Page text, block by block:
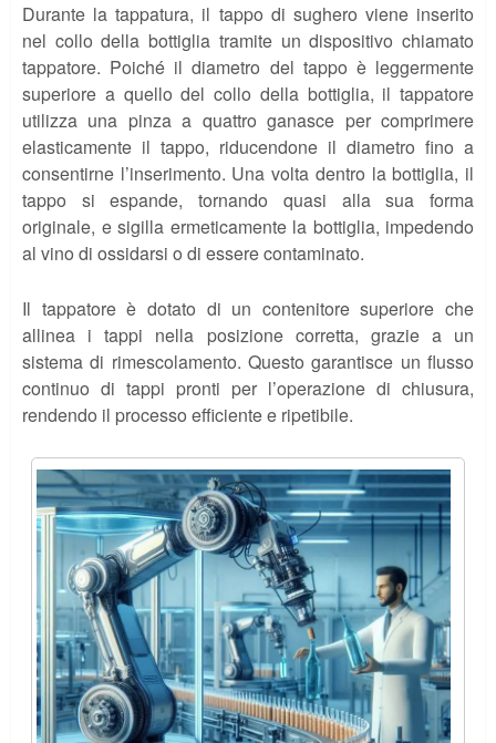
Durante la tappatura, il tappo di sughero viene inserito
nel collo della bottiglia tramite un dispositivo chiamato
tappatore. Poiché il diametro del tappo è leggermente
superiore a quello del collo della bottiglia, il tappatore
utilizza una pinza a quattro ganasce per comprimere
elasticamente il tappo, riducendone il diametro fino a
consentirne l’inserimento. Una volta dentro la bottiglia, il
tappo si espande, tornando quasi alla sua forma
originale, e sigilla ermeticamente la bottiglia, impedendo
al vino di ossidarsi o di essere contaminato.
Il tappatore è dotato di un contenitore superiore che
allinea i tappi nella posizione corretta, grazie a un
sistema di rimescolamento. Questo garantisce un flusso
continuo di tappi pronti per l’operazione di chiusura,
rendendo il processo efficiente e ripetibile.